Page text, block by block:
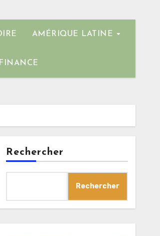
AMÉRIQUE LATINE
FINANCE
Rechercher
Rechercher